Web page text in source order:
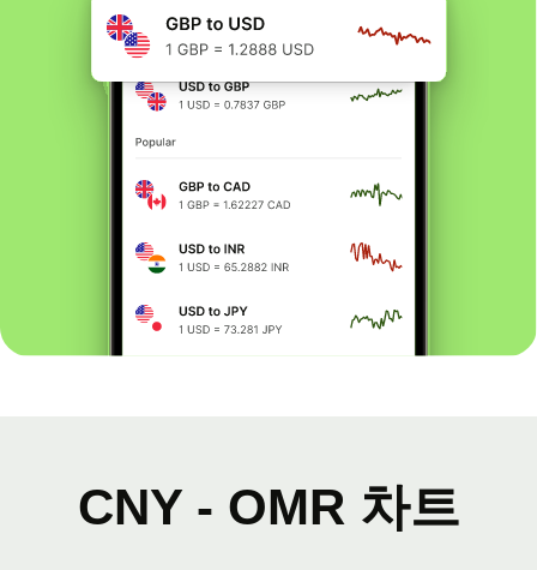
CNY - OMR 차트